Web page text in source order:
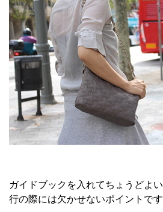
ガイドブックを入れてちょうどよ
行の際には欠かせないポイントです